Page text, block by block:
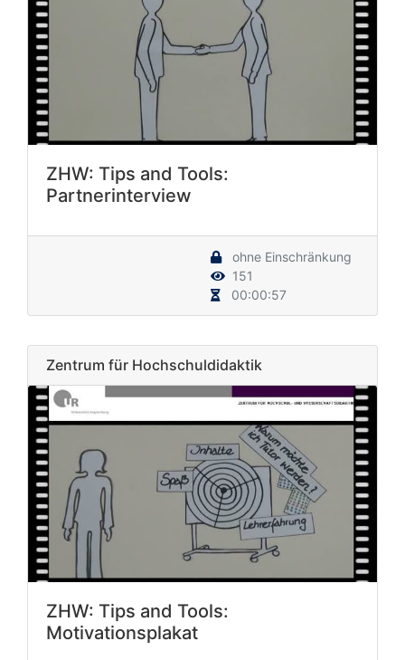
ZHW: Tips and Tools:
Partnerinterview
ohne Einschränkung
151
00:00:57
Zentrum für Hochschuldidaktik
ZHW: Tips and Tools:
Motivationsplakat